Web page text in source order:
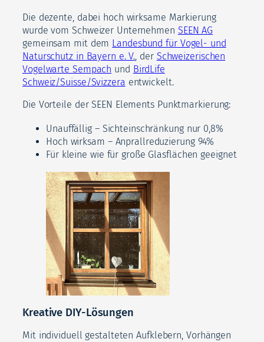
Die dezente, dabei hoch wirksame Markierung
wurde vom Schweizer Unternehmen SEEN AG
gemeinsam mit dem Landesbund für Vogel- und
Naturschutz in Bayern e. V., der Schweizerischen
Vogelwarte Sempach und BirdLife
Schweiz/Suisse/Svizzera entwickelt.
Die Vorteile der SEEN Elements Punktmarkierung:
Unauffällig – Sichteinschränkung nur 0,8%
Hoch wirksam – Anprallreduzierung 94%
Für kleine wie für große Glasflächen geeignet
Kreative DIY-Lösungen
Mit individuell gestalteten Aufklebern, Vorhängen